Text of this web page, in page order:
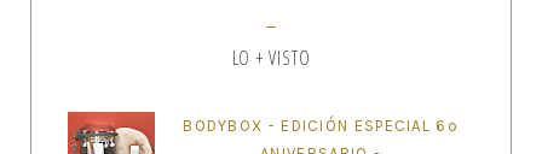
LO + VISTO
BODYBOX - EDICIÓN ESPECIAL 6º